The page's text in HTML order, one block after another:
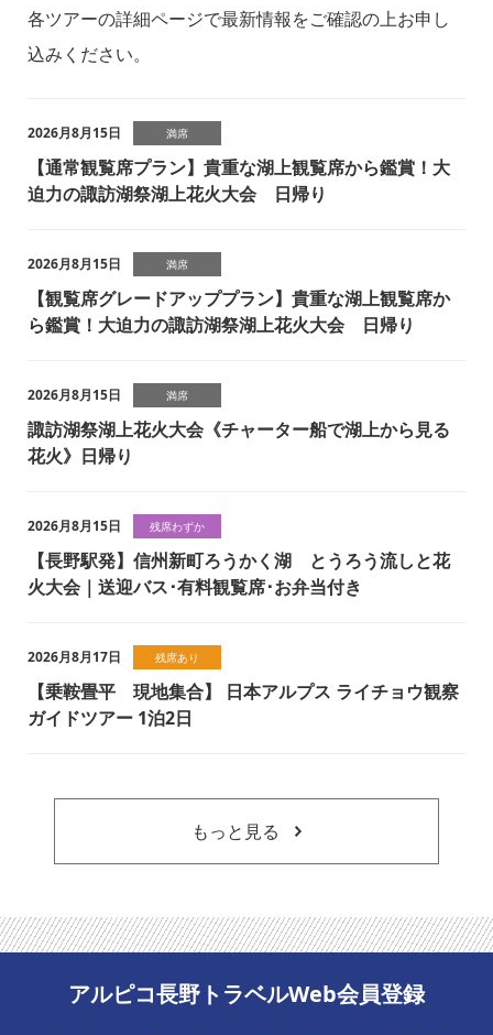
各ツアーの詳細ページで最新情報をご確認の上お申し
込みください。
2026月8月15日 満席
【通常観覧席プラン】貴重な湖上観覧席から鑑賞！大
迫力の諏訪湖祭湖上花火大会 日帰り
2026月8月15日 満席
【観覧席グレードアッププラン】貴重な湖上観覧席か
ら鑑賞！大迫力の諏訪湖祭湖上花火大会 日帰り
2026月8月15日 満席
諏訪湖祭湖上花火大会《チャーター船で湖上から見る
花火》日帰り
2026月8月15日 残席わずか
【長野駅発】信州新町ろうかく湖 とうろう流しと花
火大会｜送迎バス･有料観覧席･お弁当付き
2026月8月17日 残席あり
【乗鞍畳平 現地集合】 日本アルプス ライチョウ観察
ガイドツアー 1泊2日
もっと見る
アルピコ長野トラベルWeb会員登録